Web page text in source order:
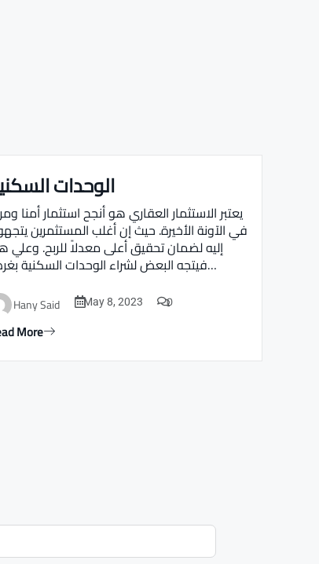
estate Estate ville
الوحدات
يعتبر الاستثمار العقاري هو أنجح استثمار أمنا
في الآونة الأخيرة. حيث إن أغلب المستثمرين
إليه لضمان تحقيق أعلى معدلاً للربح. وعلي
فيتجه البعض لشراء الوحدات السكنية بغرض…
Hany Said May 8, 2023 0
More